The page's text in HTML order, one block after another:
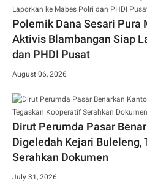
Polemik Dana Sesari Pura
Aktivis Blambangan Siap
dan PHDI Pusat
August 06, 2026
Dirut Perumda Pasar
Digeledah Kejari Buleleng,
Serahkan Dokumen
July 31, 2026